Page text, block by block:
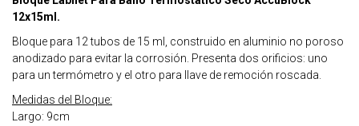
12x15ml.
Bloque para 12 tubos de 15 ml, construido en aluminio no poroso
anodizado para evitar la corrosión. Presenta dos orificios: uno
para un termómetro y el otro para llave de remoción roscada.
Medidas del Bloque:
Largo: 9cm